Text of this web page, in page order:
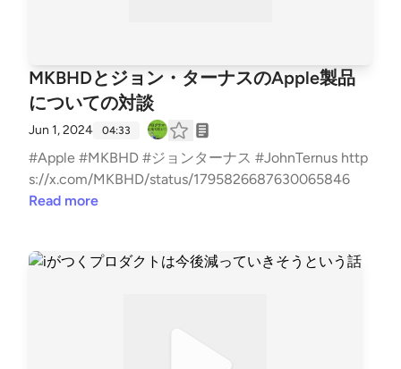
MKBHDとジョン・ターナスのApple製品
についての対談
Jun 1, 2024 04:33
#Apple #MKBHD #ジョンターナス #JohnTernus http
s://x.com/MKBHD/status/1795826687630065846
Read more